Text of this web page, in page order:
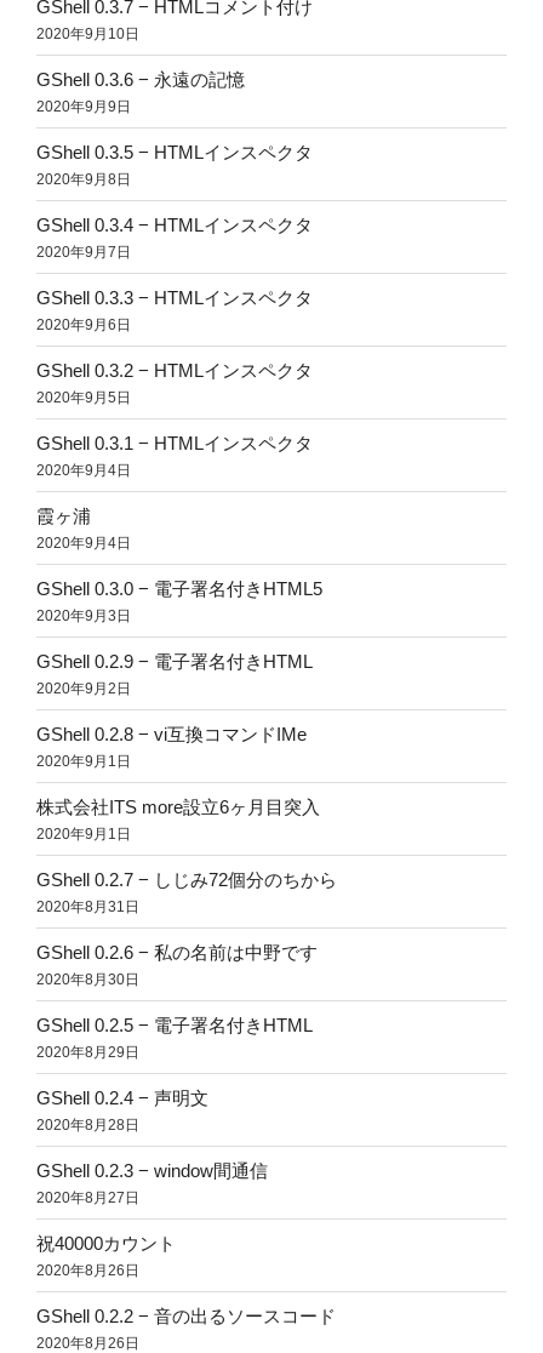
GShell 0.3.7 − HTMLコメント付け
2020年9月10日
GShell 0.3.6 − 永遠の記憶
2020年9月9日
GShell 0.3.5 − HTMLインスペクタ
2020年9月8日
GShell 0.3.4 − HTMLインスペクタ
2020年9月7日
GShell 0.3.3 − HTMLインスペクタ
2020年9月6日
GShell 0.3.2 − HTMLインスペクタ
2020年9月5日
GShell 0.3.1 − HTMLインスペクタ
2020年9月4日
霞ヶ浦
2020年9月4日
GShell 0.3.0 − 電子署名付きHTML5
2020年9月3日
GShell 0.2.9 − 電子署名付きHTML
2020年9月2日
GShell 0.2.8 − vi互換コマンドIMe
2020年9月1日
株式会社ITS more設立6ヶ月目突入
2020年9月1日
GShell 0.2.7 − しじみ72個分のちから
2020年8月31日
GShell 0.2.6 − 私の名前は中野です
2020年8月30日
GShell 0.2.5 − 電子署名付きHTML
2020年8月29日
GShell 0.2.4 − 声明文
2020年8月28日
GShell 0.2.3 − window間通信
2020年8月27日
祝40000カウント
2020年8月26日
GShell 0.2.2 − 音の出るソースコード
2020年8月26日